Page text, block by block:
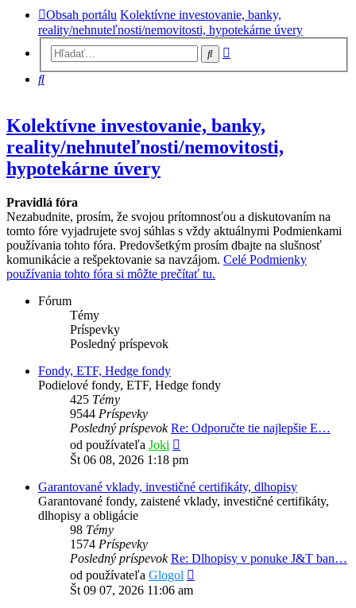
Obsah portálu Kolektívne investovanie, banky,
reality/nehnuteľnosti/nemovitosti, hypotekárne úvery
Hľadať
Hľadať
Kolektívne investovanie, banky,
reality/nehnuteľnosti/nemovitosti,
hypotekárne úvery
Pravidlá fóra
Nezabudnite, prosím, že svojou prítomnosťou a diskutovaním na
tomto fóre vyjadrujete svoj súhlas s vždy aktuálnymi Podmienkami
používania tohto fóra. Predovšetkým prosím dbajte na slušnosť
komunikácie a rešpektovanie sa navzájom. Celé Podmienky
používania tohto fóra si môžte prečítať tu.
Fórum
Témy
Príspevky
Posledný príspevok
Fondy, ETF, Hedge fondy
Podielové fondy, ETF, Hedge fondy
425 Témy
9544 Príspevky
Posledný príspevok Re: Odporučte tie najlepšie E…
od používateľa Joki
posledný
Št 06 08, 2026 1:18 pm
Garantované vklady, investičné certifikáty, dlhopisy
Garantované fondy, zaistené vklady, investičné certifikáty,
dlhopisy a obligácie
98 Témy
1574 Príspevky
Posledný príspevok Re: Dlhopisy v ponuke J&T ban…
od používateľa Glogol
Št 09 07, 2026 11:06 am